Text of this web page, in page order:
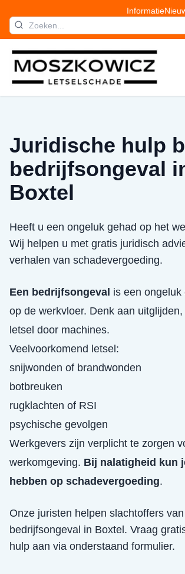
Informatie
Juridische hulp
bedrijfsongeval
Boxtel
Heeft u een ongeluk gehad op het
Wij helpen u met gratis juridisch
verhalen van schadevergoeding.
Een bedrijfsongeval is een
op de werkvloer. Denk aan
letsel door machines.
Veelvoorkomend letsel:
snijwonden of brandwonden
botbreuken
rugklachten of RSI
psychische gevolgen
Werkgevers zijn verplicht te zorgen
werkomgeving. Bij nalatigheid kun
hebben op schadevergoeding.
Onze juristen helpen slachtoffers
bedrijfsongeval in Boxtel . Vraag
hulp aan via onderstaand formulier.